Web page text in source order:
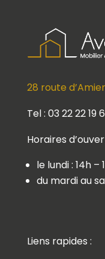
28 route
Tel : 03 22 22 19
Horaires
le lundi : 14h –
du mardi au
Liens rapides :